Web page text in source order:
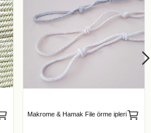
Makrome & Hamak File örme ipleri